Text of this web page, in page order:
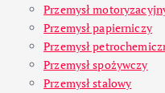
Przemysł
Przemysł papierniczy
Przemysł
Przemysł spożywczy
Przemysł stalowy